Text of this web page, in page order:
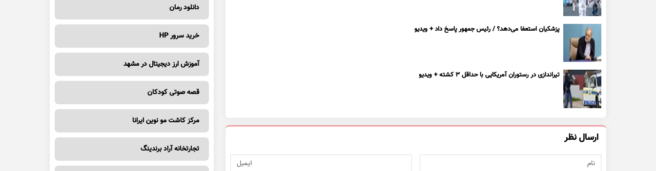
پزشکیان استعفا می‌دهد؟ / رئیس جمهور پاسخ داد + ویدیو
تیراندازی در رستوران آمریکایی با حداقل ۳ کشته + ویدیو
ارسال نظر
دانلود رمان
خرید سرور HP
آموزش ارز دیجیتال در مشهد
قصه صوتی کودکان
مرکز کاشت مو نوین ایرانا
تجارتخانه آراد برندینگ